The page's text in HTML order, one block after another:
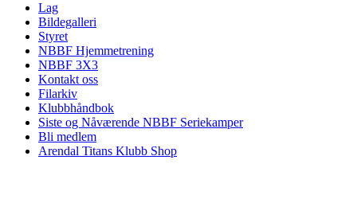
Lag
Bildegalleri
Styret
NBBF Hjemmetrening
NBBF 3X3
Kontakt oss
Filarkiv
Klubbhåndbok
Siste og Nåværende NBBF Seriekamper
Bli medlem
Arendal Titans Klubb Shop